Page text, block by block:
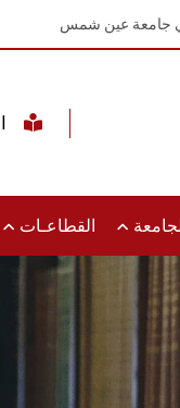
جامعة عين شمس
القطاعـات